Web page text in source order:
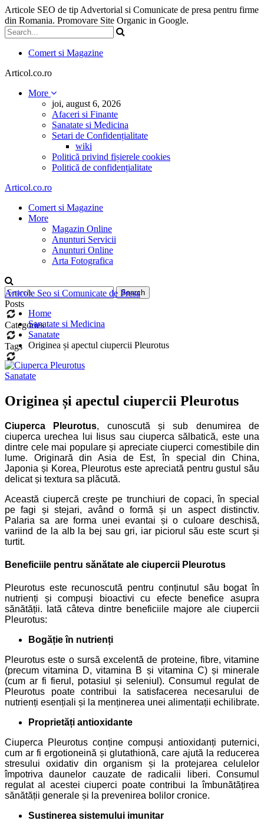
Articole SEO de tip Advertorial si Comunicate de presa pentru firme
din Romania. Promovare Site Organic in Google.
Comert si Magazine
Articol.co.ro
More
joi, august 6, 2026
Afaceri si Finante
Sanatate si Medicina
Setari de Confidențialitate
wiki
Politică privind fișierele cookies
Politică de confidențialitate
Articol.co.ro
Comert si Magazine
More
Magazin Online
Anunturi Servicii
Anunturi Online
Arta Fotografica
Posts
Categories
Tags
Articole Seo si Comunicate de Presa
Home
Sanatate si Medicina
Sanatate
Originea și apectul ciupercii Pleurotus
Sanatate
Originea și apectul ciupercii Pleurotus
Ciuperca Pleurotus, cunoscută și sub denumirea de
ciuperca urechea lui Iisus sau ciuperca sălbatică, este una
dintre cele mai populare și apreciate ciuperci comestibile din
lume. Originară din Asia de Est, în special din China,
Japonia și Korea, Pleurotus este apreciată pentru gustul său
delicat și textura sa plăcută.
Această ciupercă crește pe trunchiuri de copaci, în special
pe fagi și stejari, având o formă și un aspect distinctiv.
Palaria sa are forma unei evantai și o culoare deschisă,
variind de la alb la bej sau gri, iar piciorul său este scurt și
turtit.
Beneficiile pentru sănătate ale ciupercii Pleurotus
Pleurotus este recunoscută pentru conținutul său bogat în
nutrienți și compuși bioactivi cu efecte benefice asupra
sănătății. Iată câteva dintre beneficiile majore ale ciupercii
Pleurotus:
Bogăție în nutrienți
Pleurotus este o sursă excelentă de proteine, fibre, vitamine
(precum vitamina D, vitamina B și vitamina C) și minerale
(cum ar fi fierul, potasiul și seleniul). Consumul regulat de
Pleurotus poate contribui la satisfacerea necesarului de
nutrienți esențiali și la menținerea unei alimentații echilibrate.
Proprietăți antioxidante
Ciuperca Pleurotus conține compuși antioxidanți puternici,
cum ar fi ergotioneină și glutathionă, care ajută la reducerea
stresului oxidativ din organism și la protejarea celulelor
împotriva daunelor cauzate de radicalii liberi. Consumul
regulat al acestei ciuperci poate contribui la îmbunătățirea
sănătății generale și la prevenirea bolilor cronice.
Sustinerea sistemului imunitar